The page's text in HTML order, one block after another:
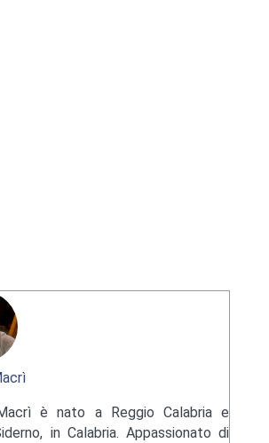
è nato a Reggio Calabria e
in Calabria. Appassionato di